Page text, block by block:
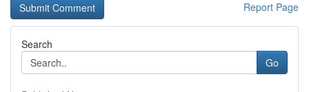
Report Page
Search
Go